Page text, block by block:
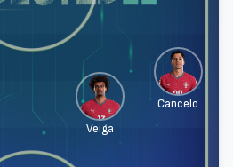
Cancelo
Veiga